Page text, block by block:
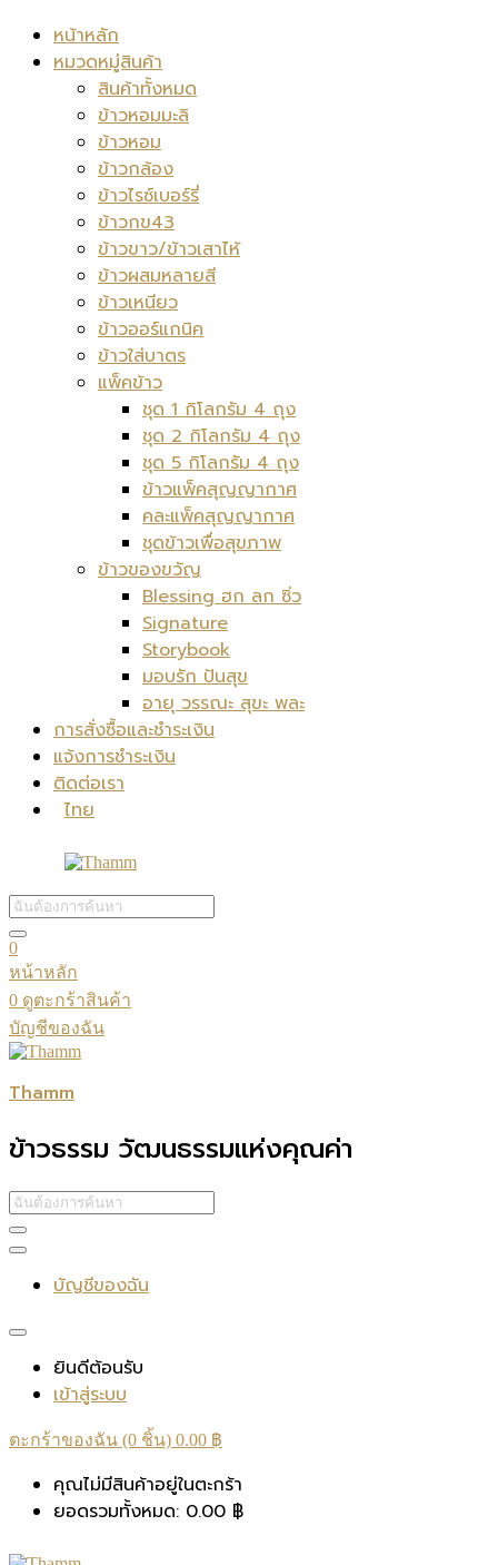
หน้าหลัก
หมวดหมู่สินค้า
สินค้าทั้งหมด
ข้าวหอมมะลิ
ข้าวหอม
ข้าวกล้อง
ข้าวไรซ์เบอร์รี่
ข้าวกข43
ข้าวขาว/ข้าวเสาไห้
ข้าวผสมหลายสี
ข้าวเหนียว
ข้าวออร์แกนิค
ข้าวใส่บาตร
แพ็คข้าว
ชุด 1 กิโลกรัม 4 ถุง
ชุด 2 กิโลกรัม 4 ถุง
ชุด 5 กิโลกรัม 4 ถุง
ข้าวแพ็คสุญญากาศ
คละแพ็คสุญญากาศ
ชุดข้าวเพื่อสุขภาพ
ข้าวของขวัญ
Blessing ฮก ลก ซิ่ว
Signature
Storybook
มอบรัก ปันสุข
อายุ วรรณะ สุขะ พละ
การสั่งซื้อและชำระเงิน
แจ้งการชำระเงิน
ติดต่อเรา
ไทย
0
หน้าหลัก
0 ดูตะกร้าสินค้า
บัญชีของฉัน
Thamm
ข้าวธรรม วัฒนธรรมแห่งคุณค่า
บัญชีของฉัน
ยินดีต้อนรับ
เข้าสู่ระบบ
ตะกร้าของฉัน (0 ชิ้น) 0.00 ฿
คุณไม่มีสินค้าอยู่ในตะกร้า
ยอดรวมทั้งหมด: 0.00 ฿